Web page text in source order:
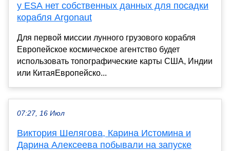
у ESA нет собственных данных для посадки
корабля Argonaut
Для первой миссии лунного грузового корабля
Европейское космическое агентство будет
использовать топографические карты США, Индии
или КитаяЕвропейско...
07:27, 16 Июл
Виктория Шелягова, Карина Истомина и
Дарина Алексеева побывали на запуске